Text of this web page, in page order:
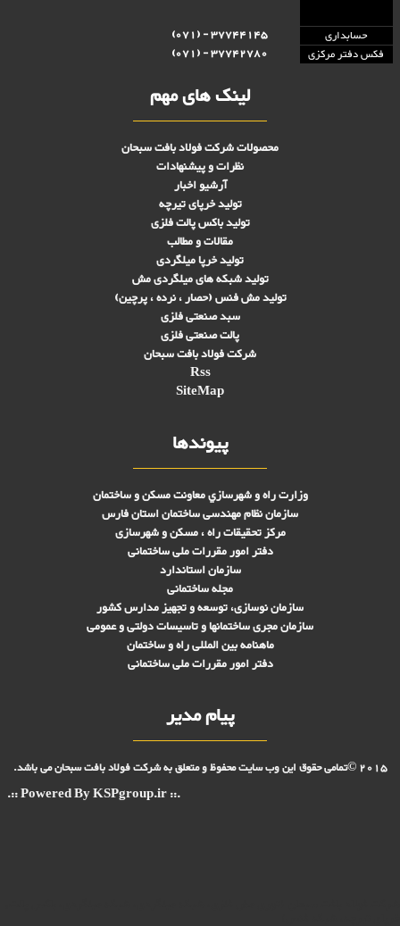
حسابداری
37744145 - (071)
فکس دفتر مرکزی
37742780 - (071)
لینک های مهم
محصولات شرکت فولاد بافت سبحان
نظرات و پیشنهادات
آرشیو اخبار
تولید خرپای تیرچه
تولید باکس پالت فلزی
مقالات و مطالب
تولید خرپا میلگردی
تولید شبکه های ميلگردی مش
تولید مش فنس (حصار ، نرده ، پرچین)
سبد صنعتی فلزی
پالت صنعتی فلزی
شرکت فولاد بافت سبحان
Rss
SiteMap
پیوندها
وزارت راه و شهرسازي معاونت مسکن و ساختمان
سازمان نظام مهندسی ساختمان استان فارس
مرکز تحقیقات راه ، مسکن و شهرسازی
دفتر امور مقررات ملی ساختمانی
سازمان استاندارد
مجله ساختمانی
سازمان نوسازی، توسعه و تجهیز مدارس کشور
سازمان مجری ساختمانها و تاسيسات دولتی و عمومی
ماهنامه بین المللی راه و ساختمان
دفتر امور مقررات ملی ساختمانی
پیام مدیر
2015 ©تمامی حقوق این وب سایت محفوظ و متعلق به شرکت فولاد بافت سبحان می باشد.
.:: Powered By KSPgroup.ir ::.